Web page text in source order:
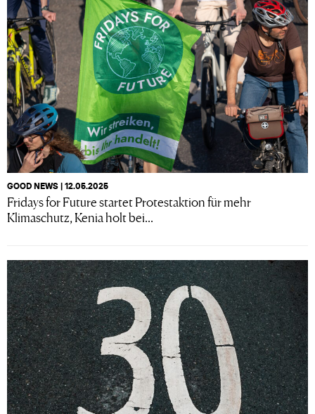
GOOD NEWS | 12.05.2025
Fridays for Future startet Protestaktion für mehr
Klimaschutz, Kenia holt bei...